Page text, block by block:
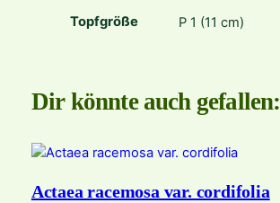
Topfgröße P 1 (11 cm)
Dir könnte auch gefallen:
Actaea racemosa var. cordifolia